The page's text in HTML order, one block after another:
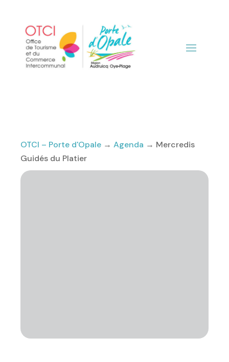
OTCI – Porte d'Opale → Agenda → Mercredis
Guidés du Platier